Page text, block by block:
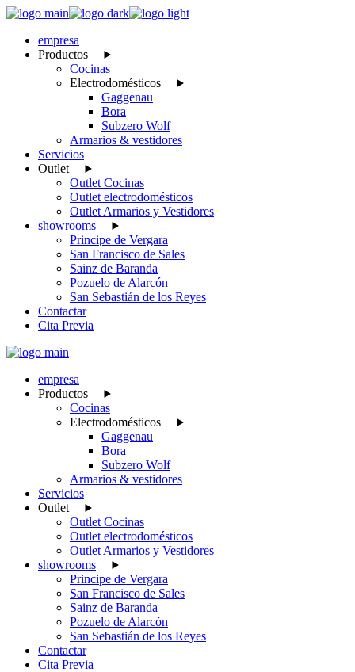
Skip
content
empresa
Productos
Cocinas
Electrodomésticos
Gaggenau
Bora
Subzero Wolf
Armarios & vestidores
Servicios
Outlet
Outlet Cocinas
Outlet electrodomésticos
Outlet Armarios y Vestidores
showrooms
Principe de Vergara
San Francisco de Sales
Sainz de Baranda
Pozuelo de Alarcón
San Sebastián de los Reyes
Contactar
Cita Previa
empresa
Productos
Cocinas
Electrodomésticos
Gaggenau
Bora
Subzero Wolf
Armarios & vestidores
Servicios
Outlet
Outlet Cocinas
Outlet electrodomésticos
Outlet Armarios y Vestidores
showrooms
Principe de Vergara
San Francisco de Sales
Sainz de Baranda
Pozuelo de Alarcón
San Sebastián de los Reyes
Contactar
Cita Previa